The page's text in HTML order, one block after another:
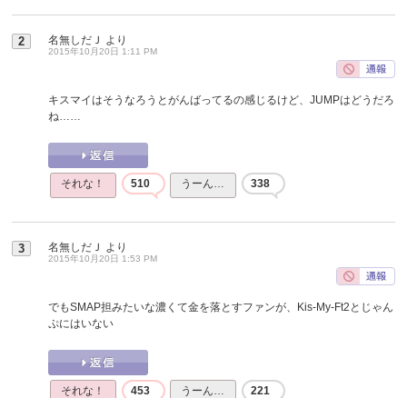
2 名無しだＪ より
2015年10月20日 1:11 PM
キスマイはそうなろうとがんばってるの感じるけど、JUMPはどうだろ
ね……
それな！ 510 うーん… 338
3 名無しだＪ より
2015年10月20日 1:53 PM
でもSMAP担みたいな濃くて金を落とすファンが、Kis-My-Ft2とじゃん
ぷにはいない
それな！ 453 うーん… 221